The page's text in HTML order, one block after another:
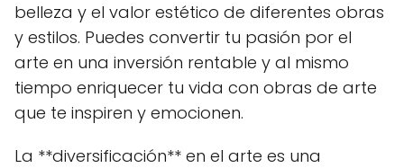
belleza y el valor estético de diferentes obras
y estilos. Puedes convertir tu pasión por el
arte en una inversión rentable y al mismo
tiempo enriquecer tu vida con obras de arte
que te inspiren y emocionen.
La **diversificación** en el arte es una